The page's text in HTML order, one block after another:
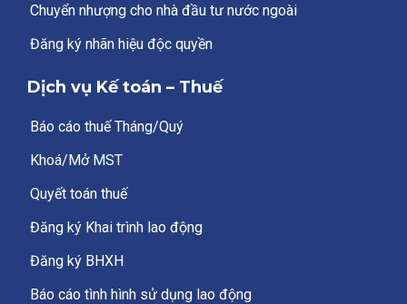
Chuyển nhượng cho nhà đầu tư nước ngoài
Đăng ký nhãn hiệu độc quyền
Dịch vụ Kế toán – Thuế
Báo cáo thuế Tháng/Quý
Khoá/Mở MST
Quyết toán thuế
Đăng ký Khai trình lao động
Đăng ký BHXH
Báo cáo tình hình sử dụng lao động